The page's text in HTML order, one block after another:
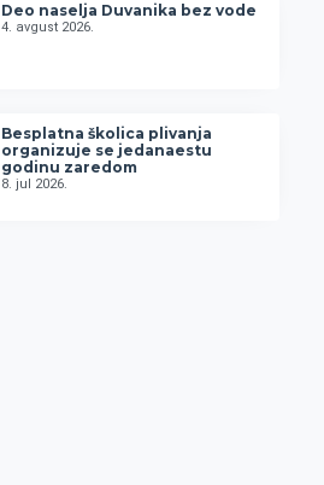
Deo naselja Duvanika bez vode
4. avgust 2026.
Besplatna školica plivanja
organizuje se jedanaestu
godinu zaredom
8. jul 2026.